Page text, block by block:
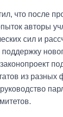
что после
авторы
сил и
из разных